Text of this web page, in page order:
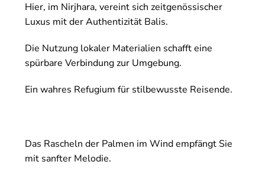
Hier, im Nirjhara, vereint sich zeitgenössischer
Luxus mit der Authentizität Balis.
Die Nutzung lokaler Materialien schafft eine
spürbare Verbindung zur Umgebung.
Ein wahres Refugium für stilbewusste Reisende.
Das Rascheln der Palmen im Wind empfängt Sie
mit sanfter Melodie.